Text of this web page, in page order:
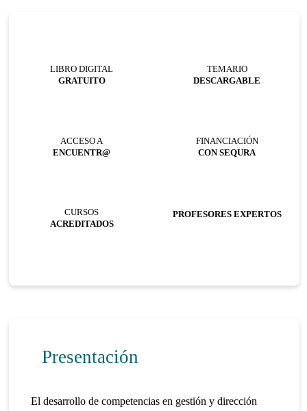
LIBRO DIGITAL
GRATUITO
TEMARIO
DESCARGABLE
ACCESO A
ENCUENTR@
FINANCIACIÓN
CON SEQURA
CURSOS
ACREDITADOS
PROFESORES EXPERTOS
Presentación
El desarrollo de competencias en gestión y dirección